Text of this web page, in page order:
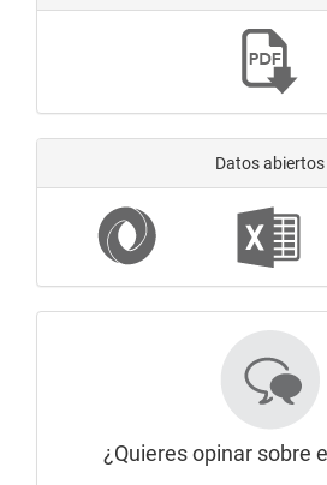
Datos abiertos
¿Quieres opinar sobre